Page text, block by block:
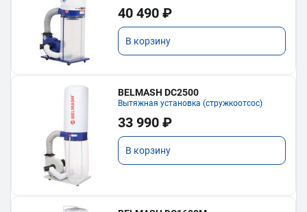
40 490 ₽
В корзину
BELMASH DC2500
Вытяжная установка (стружкоотсос)
33 990 ₽
В корзину